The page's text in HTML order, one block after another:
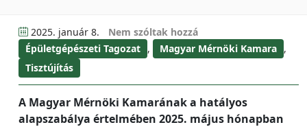
2025. január 8.
Nem szóltak hozzá
Épületgépészeti Tagozat , Magyar Mérnöki Kamara ,
Tisztújítás
A Magyar Mérnöki Kamarának a hatályos
alapszabálya értelmében 2025. május hónapban